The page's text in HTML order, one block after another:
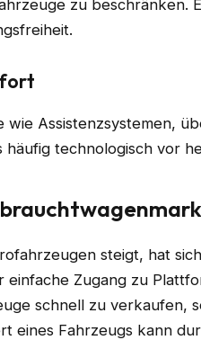
zu beschränken.
wie Assistenzsystemen,
häufig technologisch vor
steigt, hat
einfache Zugang zu
schnell zu verkaufen,
eines Fahrzeugs kann